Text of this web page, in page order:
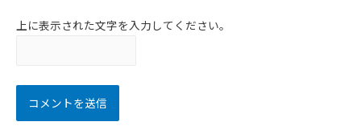
上に表示された文字を入力してください。